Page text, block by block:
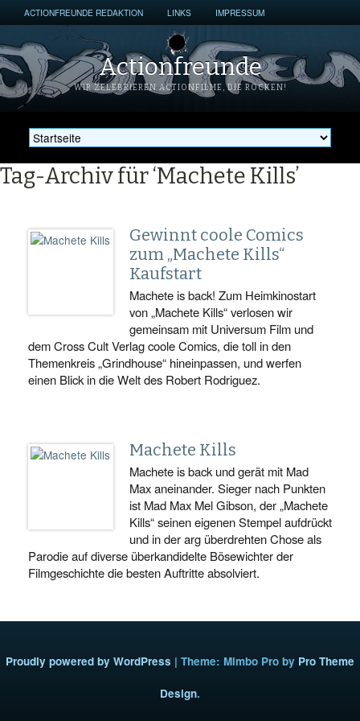
ACTIONFREUNDE REDAKTION LINKS IMPRESSUM
Actionfreunde
WIR ZELEBRIEREN ACTIONFILME, DIE ROCKEN!
Tag-Archiv für ‘Machete Kills’
Gewinnt coole Comics
zum „Machete Kills“
Kaufstart
Machete is back! Zum Heimkinostart
von „Machete Kills“ verlosen wir
gemeinsam mit Universum Film und
dem Cross Cult Verlag coole Comics, die toll in den
Themenkreis „Grindhouse“ hineinpassen, und werfen
einen Blick in die Welt des Robert Rodriguez.
Machete Kills
Machete is back und gerät mit Mad
Max aneinander. Sieger nach Punkten
ist Mad Max Mel Gibson, der „Machete
Kills“ seinen eigenen Stempel aufdrückt
und in der arg überdrehten Chose als
Parodie auf diverse überkandidelte Bösewichter der
Filmgeschichte die besten Auftritte absolviert.
Proudly powered by WordPress | Theme: Mimbo Pro by Pro Theme
Design.